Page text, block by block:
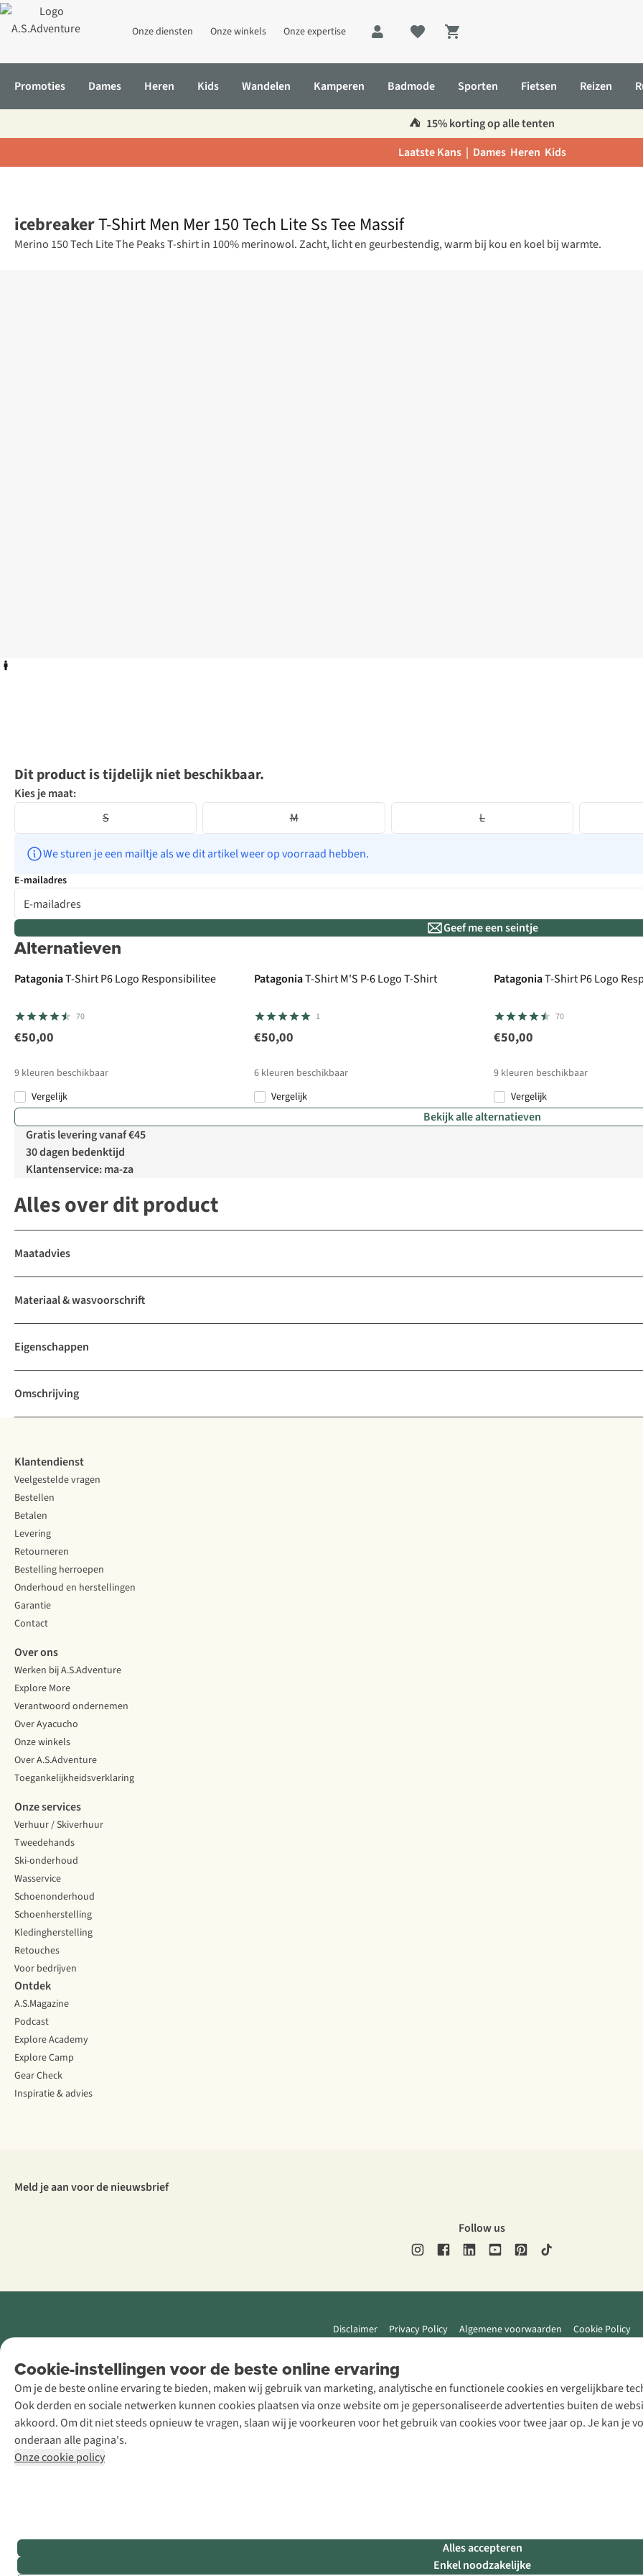
Onze diensten Onze winkels Onze expertise
Shopping cart
Promoties Dames Heren Kids Wandelen Kamperen Badmode Sporten Fietsen Reizen
⛺️ 15% korting op alle tenten
Laatste Kans | Dames Heren Kids
icebreakerT-Shirt Men Mer 150 Tech Lite Ss Tee Massif
Merino 150 Tech Lite The Peaks T-shirt in 100% merinowol. Zacht, licht en geurbestendig, warm bij kou en koel bij warmte.
Dit product is tijdelijk niet beschikbaar.
Kies je maat:
S
M L
We sturen je een mailtje als we dit artikel weer op voorraad hebben.
E-mailadres
Geef me een seintje
Alternatieven
PatagoniaT-Shirt P6 Logo Responsibilitee
70
€50,00
9 kleuren beschikbaar
Vergelijk
PatagoniaT-Shirt M'S P-6 Logo T-Shirt
1
€50,00
6 kleuren beschikbaar
Vergelijk
PatagoniaT-Shirt P6 Logo
70
€50,00
9 kleuren beschikbaar
Vergelijk
Bekijk alle alternatieven
Gratis levering vanaf €45
30 dagen bedenktijd
Klantenservice: ma-za
Alles over dit product
Maatadvies
Materiaal & wasvoorschrift
Eigenschappen
Omschrijving
Cookie-instellingen voor de beste online ervaring
Om je de beste online ervaring te bieden, maken wij gebruik van marketing, analytische en functionele cookies en vergelijkbare
Ook derden en sociale netwerken kunnen cookies plaatsen via onze website om je gepersonaliseerde advertenties buiten de
akkoord. Om dit niet steeds opnieuw te vragen, slaan wij je voorkeuren voor het gebruik van cookies voor twee jaar op. Je kan je
onderaan alle pagina's.
Onze cookie policy
Alles accepteren
Enkel noodzakelijke
Klantendienst
Veelgestelde vragen
Bestellen
Betalen
Levering
Retourneren
Bestelling herroepen
Onderhoud en herstellingen
Garantie
Contact
Over ons
Werken bij A.S.Adventure
Explore More
Verantwoord ondernemen
Over Ayacucho
Onze winkels
Over A.S.Adventure
Toegankelijkheidsverklaring
Onze services
Verhuur / Skiverhuur
Tweedehands
Ski-onderhoud
Wasservice
Schoenonderhoud
Schoenherstelling
Kledingherstelling
Retouches
Voor bedrijven
Ontdek
A.S.Magazine
Podcast
Explore Academy
Explore Camp
Gear Check
Inspiratie & advies
Meld je aan voor de nieuwsbrief
Follow us
Disclaimer Privacy Policy Algemene voorwaarden Cookie Policy
Retail Concepts
NV,
Smallandlaan
9, B-2660
Hoboken
+32 (0)3 828
30 15